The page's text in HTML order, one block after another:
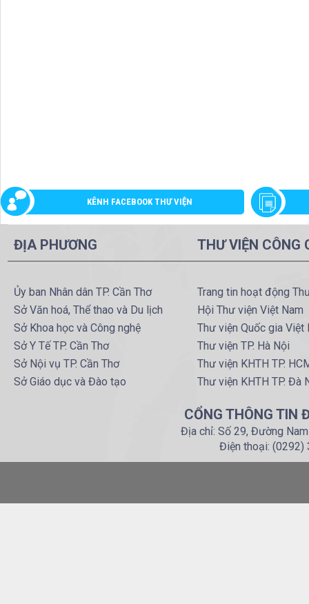
KÊNH FACEBOOK THƯ VIỆN
ĐỊA PHƯƠNG
Ủy ban Nhân dân TP. Cần Thơ
Sở Văn hoá, Thể thao và Du lịch
Sở Khoa học và Công nghệ
Sở Y Tế TP. Cần Thơ
Sở Nội vụ TP. Cần Thơ
Sở Giáo dục và Đào tạo
THƯ VIỆN CÔNG
Trang tin hoạt động
Hội Thư viện Việt Nam
Thư viện Quốc gia Việt
Thư viện TP. Hà Nội
Thư viện KHTH TP.
Thư viện KHTH TP. Đà
CỔNG THÔNG TIN
Địa chỉ: Số 29, Đường
Điện thoại: (0292)